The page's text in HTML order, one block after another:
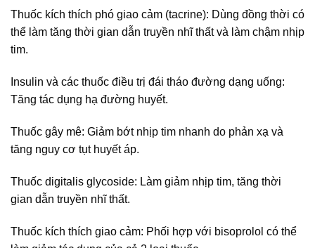
Thuốc kích thích phó giao cảm (tacrine): Dùng đồng thời có
thể làm tăng thời gian dẫn truyền nhĩ thất và làm chậm nhịp
tim.
Insulin và các thuốc điều trị đái tháo đường dạng uống:
Tăng tác dụng hạ đường huyết.
Thuốc gây mê: Giảm bớt nhịp tim nhanh do phản xạ và
tăng nguy cơ tụt huyết áp.
Thuốc digitalis glycoside: Làm giảm nhịp tim, tăng thời
gian dẫn truyền nhĩ thất.
Thuốc kích thích giao cảm: Phối hợp với bisoprolol có thể